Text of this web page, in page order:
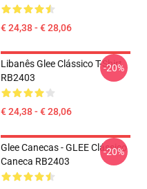
€ 24,38 - € 28,06
Libanês Glee Clássico T-Shirt
RB2403
€ 24,38 - € 28,06
-20%
Glee Canecas - GLEE Clássico
Caneca RB2403
-20%